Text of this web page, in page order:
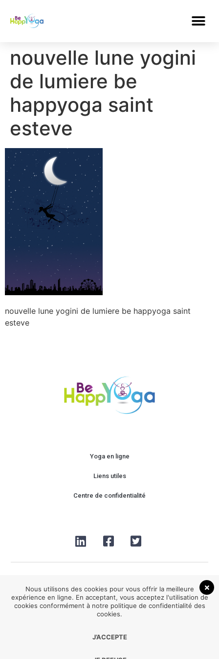
nouvelle lune yogini
de lumiere be
happyoga saint
esteve
nouvelle lune yogini de lumiere be happyoga saint
esteve
Yoga en ligne
Liens utiles
Centre de confidentialité
2026® Be HappYoga tous droits réservés
Nous utilisons des cookies pour vous offrir la meilleure
expérience en ligne. En acceptant, vous acceptez l'utilisation de
cookies conformément à notre politique de confidentialité des
cookies.
J’ACCEPTE